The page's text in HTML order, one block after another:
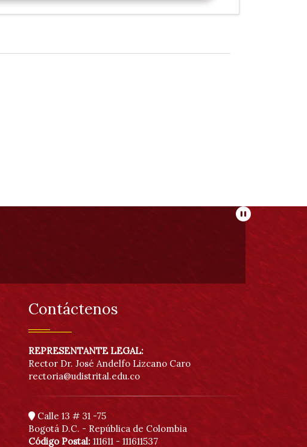
Contáctenos
REPRESENTANTE LEGAL:
Rector Dr. José Andelfo Lizcano Caro
rectoria@udistrital.edu.co
Calle 13 # 31 -75
Bogotá D.C. - República de Colombia
Código Postal: 111611 - 111611537